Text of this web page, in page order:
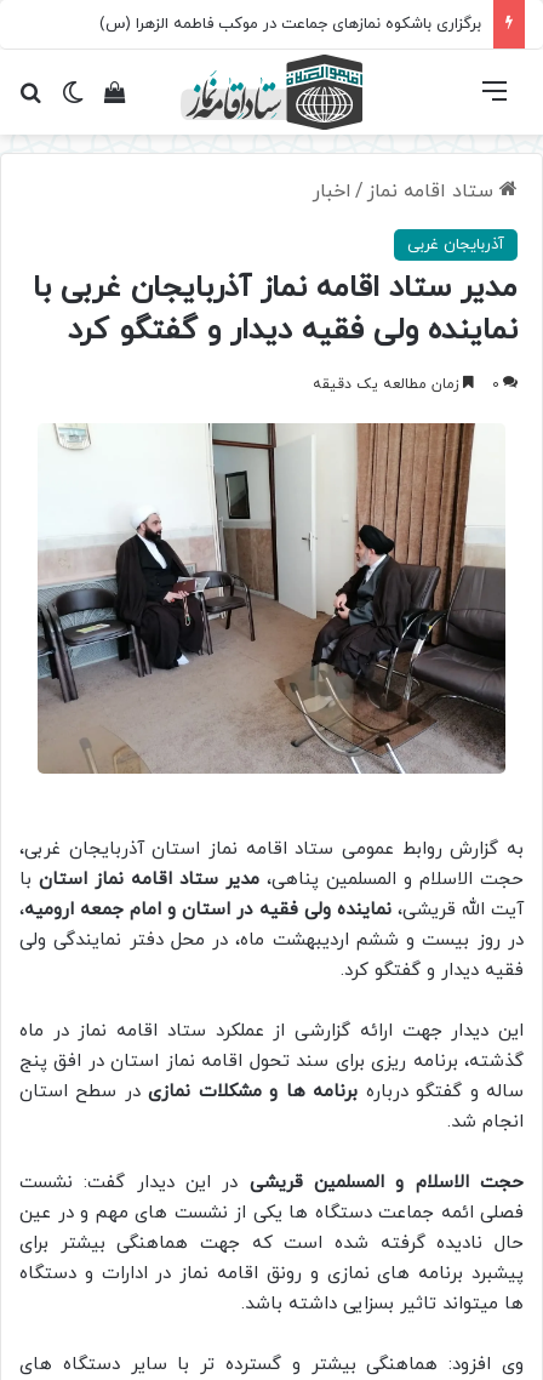
برگزاری باشکوه نمازهای جماعت در موکب فاطمه الزهرا (س)
تغییرمشاهده فهرست
ستاد اقامه نماز / اخبار
آذربایجان غربی
مدیر ستاد اقامه نماز آذربایجان غربی با
نماینده ولی فقیه دیدار و گفتگو کرد
0 زمان مطالعه یک دقیقه
به گزارش روابط عمومی ستاد اقامه نماز استان آذربایجان غربی،
حجت الاسلام و المسلمین پناهی، مدیر ستاد اقامه نماز استان با
آیت الله قریشی،نماینده ولی فقیه در استان و امام جمعه ارومیه،
در روز بیست و ششم اردیبهشت ماه، در محل دفتر نمایندگی ولی
فقیه دیدار و گفتگو کرد.
این دیدار جهت ارائه گزارشی از عملکرد ستاد اقامه نماز در ماه
گذشته، برنامه ریزی برای سند تحول اقامه نماز استان در افق پنج
ساله و گفتگو درباره برنامه ها و مشکلات نمازیدر سطح استان
انجام شد.
حجت الاسلام و المسلمین قریشی در این دیدار گفت: نشست
فصلی ائمه جماعت دستگاه ها یکی از نشست های مهم و در عین
حال نادیده گرفته شده است که جهت هماهنگی بیشتر برای
پیشبرد برنامه های نمازی و رونق اقامه نماز در ادارات و دستگاه
ها میتواند تاثیر بسزایی داشته باشد.
وی افزود: هماهنگی بیشتر و گسترده تر با سایر دستگاه های